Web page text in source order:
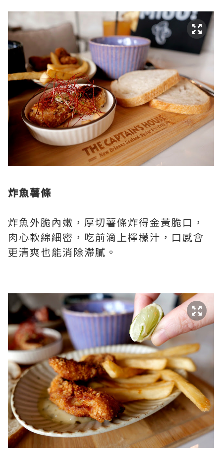
炸魚薯條
炸魚外脆內嫩，厚切薯條炸得金黃脆口，
肉心軟綿細密，吃前滴上檸檬汁，口感會
更清爽也能消除滯膩。